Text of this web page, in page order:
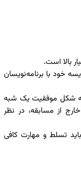
بالا است.
خود با برنامه‌نویسان
شکل موفقیت یک ‌شبه
از مسابقه، در نظر
تسلط و مهارت کافی